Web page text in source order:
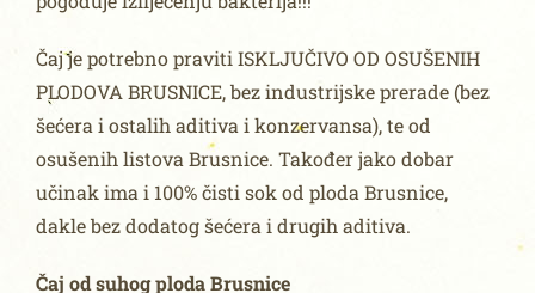
Čaj je potrebno praviti ISKLJUČIVO OD OSUŠENIH
PLODOVA BRUSNICE, bez industrijske prerade (bez
šećera i ostalih aditiva i konzervansa), te od
osušenih listova Brusnice. Također jako dobar
učinak ima i 100% čisti sok od ploda Brusnice,
dakle bez dodatog šećera i drugih aditiva.
Čaj od suhog ploda Brusnice